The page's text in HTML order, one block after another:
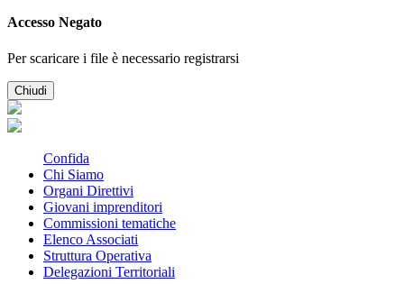
Accesso Negato
Per scaricare i file è necessario registrarsi
Chiudi
Confida
Chi Siamo
Organi Direttivi
Giovani imprenditori
Commissioni tematiche
Elenco Associati
Struttura Operativa
Delegazioni Territoriali